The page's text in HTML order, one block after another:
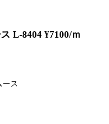
L-8404 ¥7100/ｍ
ース